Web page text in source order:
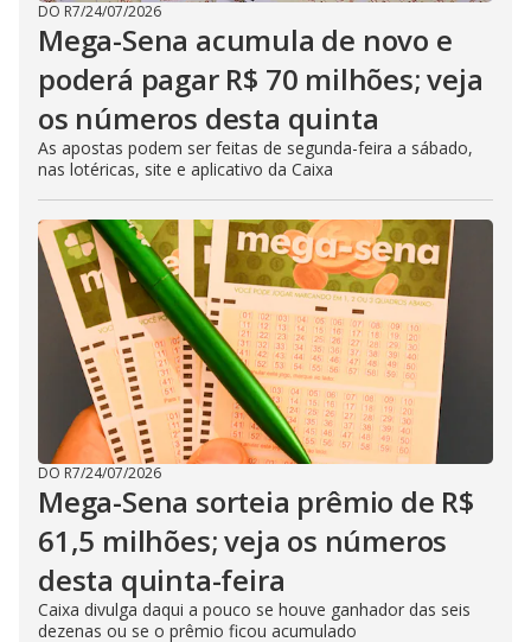
DO R7/24/07/2026
Mega-Sena acumula de novo e
poderá pagar R$ 70 milhões; veja
os números desta quinta
As apostas podem ser feitas de segunda-feira a sábado,
nas lotéricas, site e aplicativo da Caixa
DO R7/24/07/2026
Mega-Sena sorteia prêmio de R$
61,5 milhões; veja os números
desta quinta-feira
Caixa divulga daqui a pouco se houve ganhador das seis
dezenas ou se o prêmio ficou acumulado